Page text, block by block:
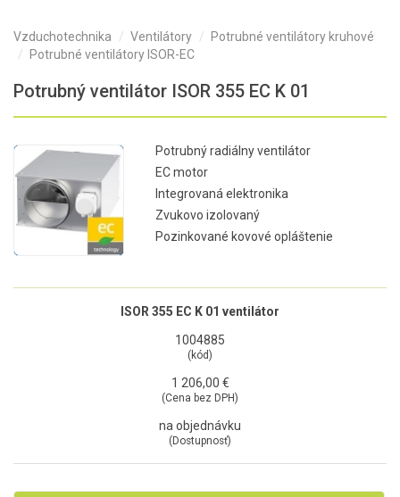
Vzduchotechnika Ventilátory
Potrubné ventilátory kruhové
Potrubné ventilátory ISOR-EC
Potrubný ventilátor ISOR 355 EC K 01
Potrubný radiálny ventilátor
EC motor
Integrovaná elektronika
Zvukovo izolovaný
Pozinkované kovové opláštenie
ISOR 355 EC K 01 ventilátor
1004885
(kód)
1 206,00 €
(Cena bez DPH)
na objednávku
(Dostupnosť)